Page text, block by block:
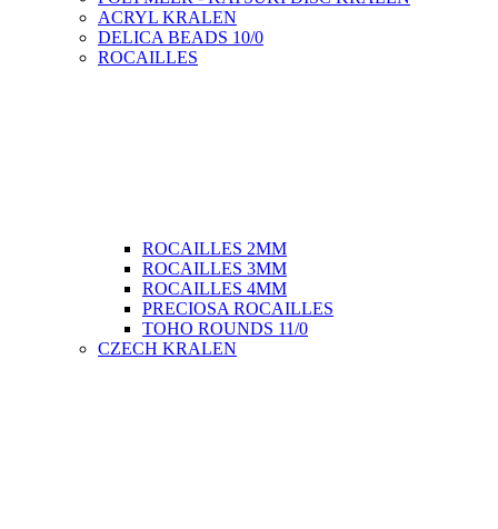
ACRYL KRALEN
DELICA BEADS 10/0
ROCAILLES
ROCAILLES 2MM
ROCAILLES 3MM
ROCAILLES 4MM
PRECIOSA ROCAILLES
TOHO ROUNDS 11/0
CZECH KRALEN